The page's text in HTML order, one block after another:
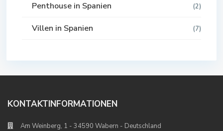
Penthouse in Spanien (2)
Villen in Spanien (7)
KONTAKTINFORMATIONEN
Am Weinberg, 1 - 34590 Wabern - Deutschland